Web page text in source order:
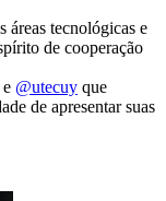
áreas tecnológicas e
de cooperação
e @utecuy que
de apresentar suas